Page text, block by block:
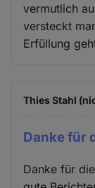
vermutlich
versteckt
Erfüllung
Thies Stahl
Danke für
Danke für